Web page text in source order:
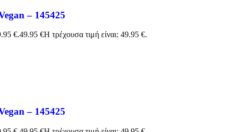
– 145425
€.49.95 €Η τρέχουσα τιμή είναι: 49.95 €.
– 145425